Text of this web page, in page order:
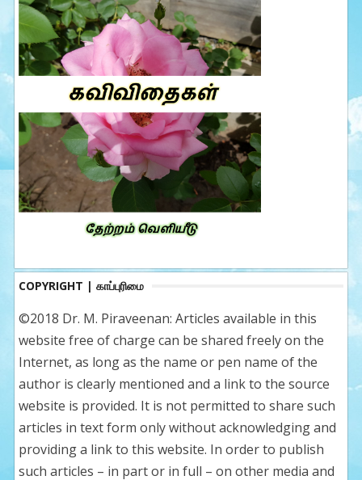
COPYRIGHT | காப்புரிமை
©2018 Dr. M. Piraveenan: Articles available in this
website free of charge can be shared freely on the
Internet, as long as the name or pen name of the
author is clearly mentioned and a link to the source
website is provided. It is not permitted to share such
articles in text form only without acknowledging and
providing a link to this website. In order to publish
such articles – in part or in full – on other media and